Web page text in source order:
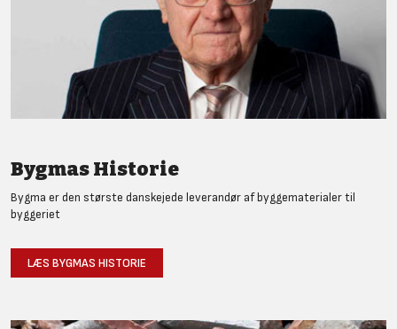
Bygmas Historie
Bygma er den største danskejede leverandør af byggematerialer til
byggeriet
LÆS BYGMAS HISTORIE